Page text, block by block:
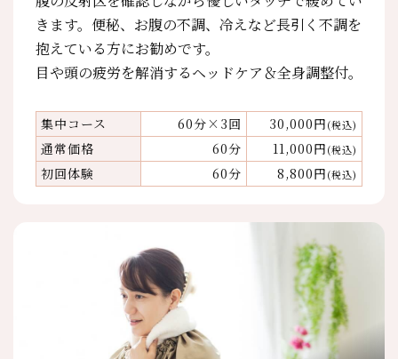
きます。便秘、お腹の不調、冷えなど長引く不調を
抱えている方にお勧めです。
目や頭の疲労を解消するヘッドケア＆全身調整付。
集中コース 60分×3回 30,000円(税込)
通常価格 60分 11,000円(税込)
初回体験 60分 8,800円(税込)